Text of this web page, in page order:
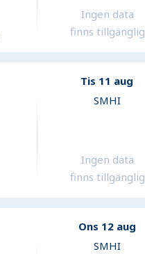
Ingen data
finns tillgänglig
Tis 11 aug
SMHI
Ingen data
finns tillgänglig
Ons 12 aug
SMHI